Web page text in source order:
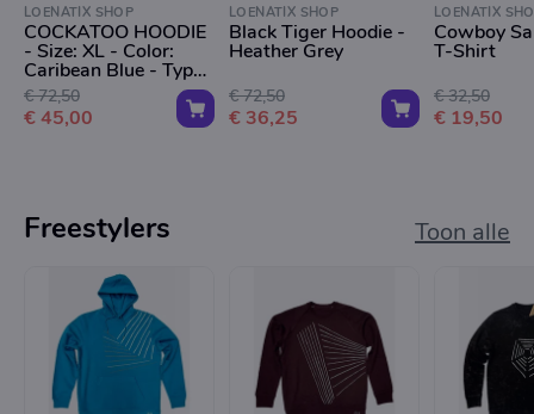
LOENATIX SHOP
COCKATOO HOODIE
- Size: XL - Color:
Caribean Blue - Type:
F/SS/Trigger
€ 72,50
€ 45,00
LOENATIX SHOP
Black Tiger Hoodie -
Heather Grey
€ 72,50
€ 36,25
LOENATIX
Cowboy
T-Shirt
€ 32,50
€ 19,50
Freestylers Toon alle